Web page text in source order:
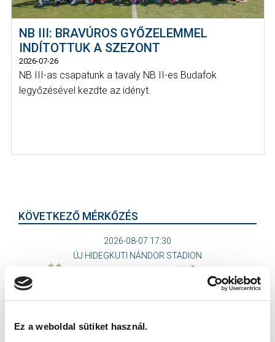
Ez a weboldal sütiket használ.
NB III: BRAVÚROS GYŐZELEMMEL
INDÍTOTTUK A SZEZONT
2026-07-26
NB III-as csapatunk a tavaly NB II-es Budafok
legyőzésével kezdte az idényt.
KÖVETKEZŐ MÉRKŐZÉS
2026-08-07 17:30
ÚJ HIDEGKUTI NÁNDOR STADION
MTK BUDAPEST
VS
PUSKÁS AKADÉMIA FC